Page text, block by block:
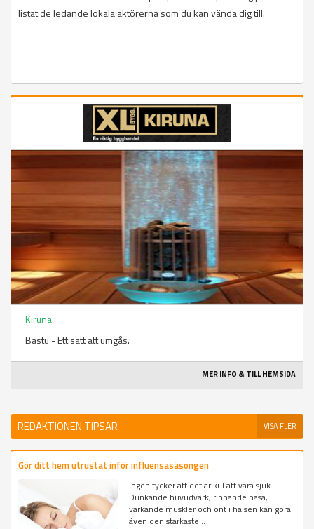
listat de ledande lokala aktörerna som du kan vända dig till.
Kiruna
Bastu - Ett sätt att umgås.
MER INFO & TILL HEMSIDA
REDAKTIONEN TIPSAR VISA FLER
Gör ditt hem utrustat inför influensasäsongen
Ingen tycker att det är kul att vara sjuk.
Dunkande huvudvärk, rinnande näsa,
värkande muskler och ont i halsen kan göra
även den starkaste...